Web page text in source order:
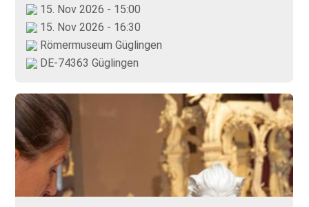
15. Nov 2026 - 15:00
15. Nov 2026 - 16:30
Römermuseum Güglingen
DE-74363 Güglingen